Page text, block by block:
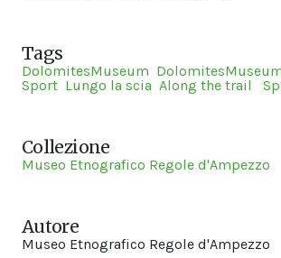
Tags
DolomitesMuseum
Sport Lungo la scia Along the trail
Collezione
Museo Etnografico Regole d'Ampezzo
Autore
Museo Etnografico Regole d'Ampezzo